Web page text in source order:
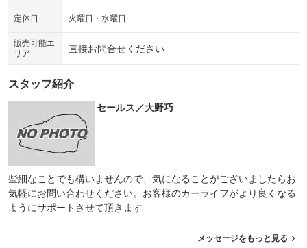
定休日 火曜日・水曜日
販売可能エ
リア
直接お問合せください
スタッフ紹介
セールス／大野巧
些細なことでも構いませんので、気になることがございましたらお
気軽にお問い合わせください。お客様のカーライフがより良くなる
ようにサポートさせて頂きます
メッセージをもっと見る